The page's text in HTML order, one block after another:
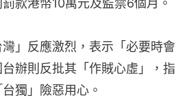
款港幣10萬元及監禁6個月。
」反應激烈，表示「必要時會
辦則反批其「作賊心虛」，指
獨」險惡用心。